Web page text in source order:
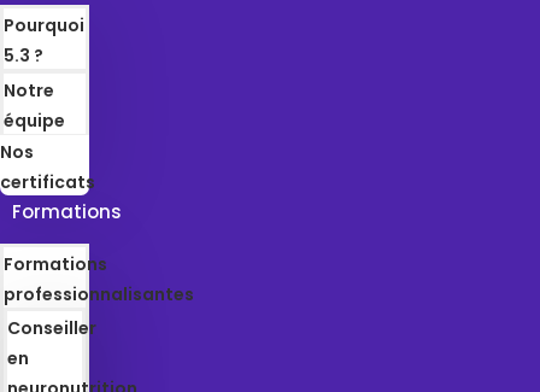
Pourquoi
5.3 ?
Notre
équipe
Nos
certificats
Formations
Formations
professionnalisantes
Conseiller
en